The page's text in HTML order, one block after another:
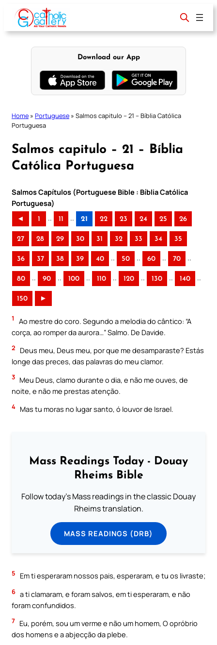
content
Download our App
Home » Portuguese » Salmos capitulo – 21 – Bíblia Católica
Portuguesa
Salmos capitulo – 21 – Bíblia
Católica Portuguesa
Salmos Capítulos (Portuguese Bible : Bíblia Católica
Portuguesa)
◄ 1 .. 11 .. 21 22 23 24 25 26
27 28 29 30 31 32 33 34 35
36 37 38 39 40 .. 50 .. 60 .. 70 ..
80 .. 90 .. 100 .. 110 .. 120 .. 130 .. 140 ..
150 ►
1
Ao mestre do coro. Segundo a melodia do cântico: “A
corça, ao romper da aurora…” Salmo. De Davide.
2
Deus meu, Deus meu, por que me desamparaste? Estás
longe das preces, das palavras do meu clamor.
3 Meu Deus, clamo durante o dia, e não me ouves, de
noite, e não me prestas atenção.
4 Mas tu moras no lugar santo, ó louvor de Israel.
Mass Readings Today - Douay
Rheims Bible
Follow today's Mass readings in the classic Douay
Rheims translation.
MASS READINGS (DRB)
5 Em ti esperaram nossos pais, esperaram, e tu os livraste;
6 a ti clamaram, e foram salvos, em ti esperaram, e não
foram confundidos.
7 Eu, porém, sou um verme e não um homem, O opróbrio
dos homens e a abjecção da plebe.